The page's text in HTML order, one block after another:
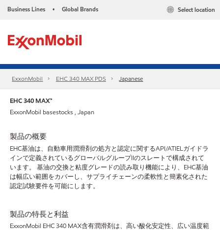
Business Lines • Global Brands Select location
ExxonMobil EHC 340 MAX PDS Japanese
EHC 340 MAX™
ExxonMobil basestocks , Japan
製品の概要
EHC基油は、自動車用潤滑剤の処方と認定に関するAPI/ATIELガイドラ
インで定義されているグローバルグループIIのスレートで構成されて
います。 基油の交換と粘度グレードの読み取り機能により、EHC基油
は幅広い範囲をカバーし、サプライチェーンの柔軟性と簡素化された
認定試験要件を可能にします。
製品の特長と利益
ExxonMobil EHC 340 MAX含有潤滑剤は、高い酸化安定性、広い温度範